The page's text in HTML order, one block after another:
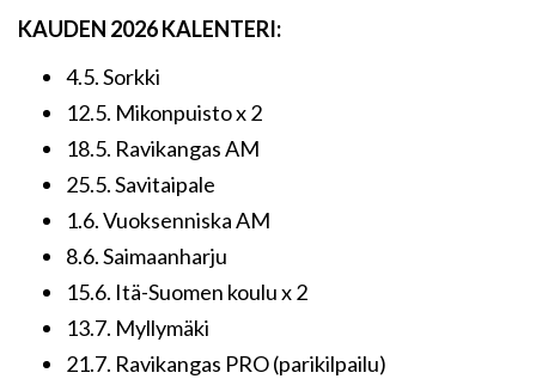
KAUDEN 2026 KALENTERI:
4.5. Sorkki
12.5. Mikonpuisto x 2
18.5. Ravikangas AM
25.5. Savitaipale
1.6. Vuoksenniska AM
8.6. Saimaanharju
15.6. Itä-Suomen koulu x 2
13.7. Myllymäki
21.7. Ravikangas PRO (parikilpailu)